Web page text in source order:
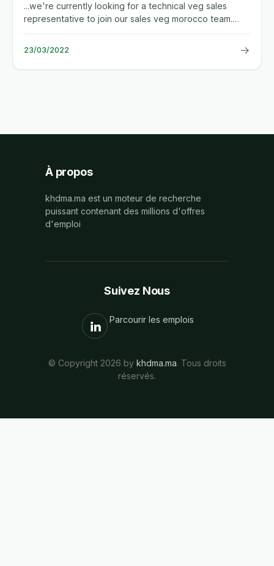
...we're currently looking for a technical veg sales
representative to join our sales veg morocco team.
these will be...
23/03/2022 →
À propos
khdma.ma est un moteur de recherche
puissant contenant des millions d'offres
d'emploi
Suivez Nous
Parcourir les emplois
© Copyright 2026 by khdma.ma. Tous droits
réservés.